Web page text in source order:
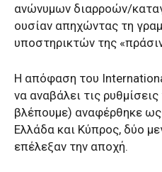
ανώνυμων διαρροών/
ουσίαν απηχώντας τη
υποστηρικτών της
Η απόφαση του
να αναβάλει τις
βλέπουμε) αναφέρθηκε ως
Ελλάδα και Κύπρος, δύο
επέλεξαν την αποχή.